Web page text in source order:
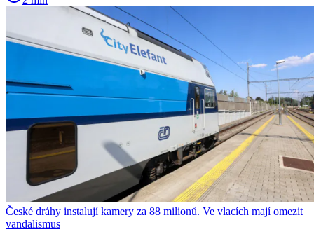
České dráhy instalují kamery za 88 milionů. Ve vlacích mají omezit
vandalismus